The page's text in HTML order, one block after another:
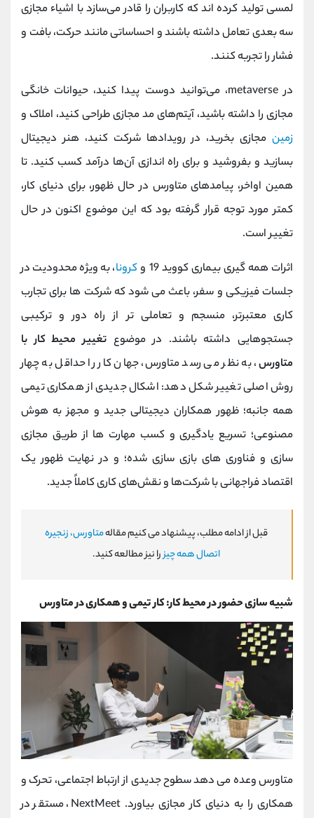
لمسی تولید کرده اند که کاربران را قادر می‌سازد با اشیاء مجازی
سه بعدی تعامل داشته باشند و احساساتی مانند حرکت، بافت و
فشار را تجربه کنند.
در metaverse، می‌توانید دوست پیدا کنید، حیوانات خانگی
مجازی را داشته باشید، آیتم‌های مد مجازی طراحی کنید، املاک و
زمین مجازی بخرید، در رویدادها شرکت کنید، هنر دیجیتال
بسازید و بفروشید و برای راه ‌اندازی آن‌ها درآمد کسب کنید. تا
همین اواخر، پیامدهای متاورس در حال ظهور، برای دنیای کار،
کمتر مورد توجه قرار گرفته بود که این موضوع اکنون در حال
تغییر است.
اثرات همه گیری بیماری کووید 19 و
کرونا، به ویژه محدودیت در
جلسات فیزیکی و سفر، باعث می شود که شرکت ها برای تجارب
کاری معتبرتر، منسجم و تعاملی تر از راه دور و ترکیبی
جستجوهایی داشته باشند. در موضوعتغییر محیط کار با
متاورس، به نظر می رسد متاورس، جهان کار را حداقل به چهار
روش اصلی تغییر شکل دهد: اشکال جدیدی از همکاری تیمی
همه جانبه؛ ظهور همکاران دیجیتالی جدید و مجهز به هوش
مصنوعی؛ تسریع یادگیری و کسب مهارت ها از طریق مجازی
سازی و فناوری های بازی سازی شده؛ و در نهایت ظهور یک
اقتصاد فراجهانی با شرکت‌ها و نقش‌های کاری کاملاً جدید.
قبل از ادامه مطلب، پیشنهاد می کنیم مقالهمتاورس، زنجیره
اتصال همه چیزرا نیز مطالعه کنید.
شبیه سازی حضور در محیط کار: کار تیمی و همکاری در متاورس
متاورس وعده می دهد سطوح جدیدی از ارتباط اجتماعی، تحرک و
همکاری را به دنیای کار مجازی بیاورد. NextMeet، مستقر در